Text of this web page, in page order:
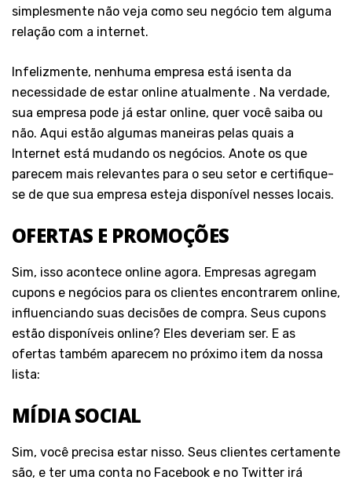
simplesmente não veja como seu negócio tem alguma
relação com a internet.
Infelizmente, nenhuma empresa está isenta da
necessidade de estar online atualmente . Na verdade,
sua empresa pode já estar online, quer você saiba ou
não. Aqui estão algumas maneiras pelas quais a
Internet está mudando os negócios. Anote os que
parecem mais relevantes para o seu setor e certifique-
se de que sua empresa esteja disponível nesses locais.
OFERTAS E PROMOÇÕES
Sim, isso acontece online agora. Empresas agregam
cupons e negócios para os clientes encontrarem online,
influenciando suas decisões de compra. Seus cupons
estão disponíveis online? Eles deveriam ser. E as
ofertas também aparecem no próximo item da nossa
lista:
MÍDIA SOCIAL
Sim, você precisa estar nisso. Seus clientes certamente
são, e ter uma conta no Facebook e no Twitter irá